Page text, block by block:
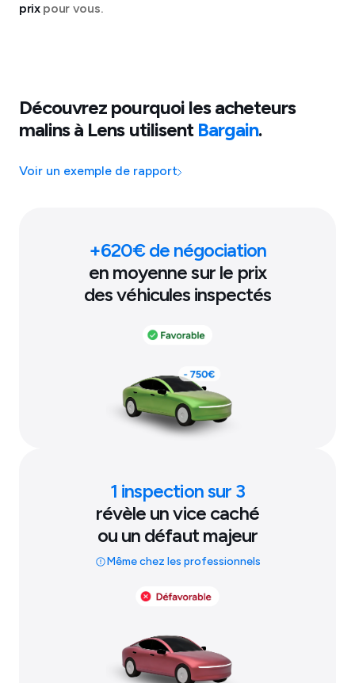
prixpour vous.
Découvrez pourquoi les acheteurs
malins à Lensutilisent Bargain.
Voir un exemple de rapport
+620€ de négociation
en moyenne sur le prix
des véhicules inspectés
1 inspection sur 3
révèle un vice caché
ou un défaut majeur
Même chez les professionnels